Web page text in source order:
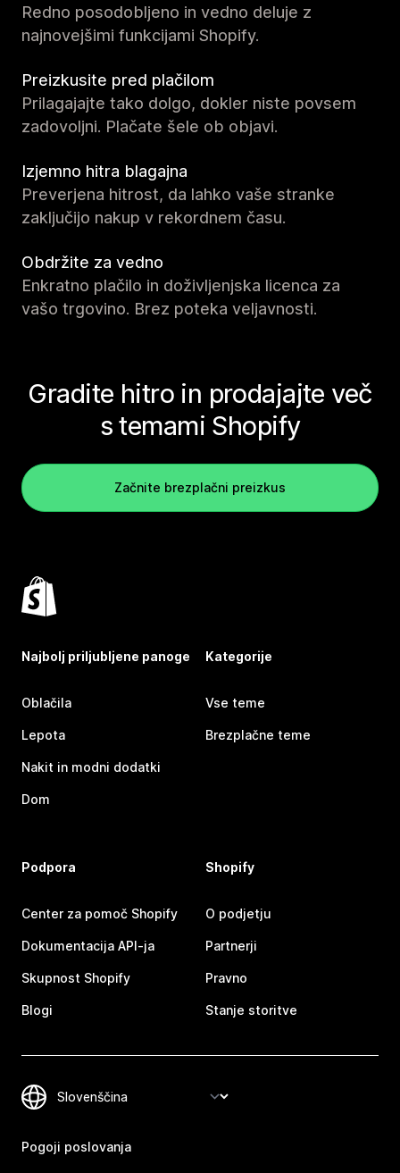
Redno posodobljeno in vedno deluje z
najnovejšimi funkcijami Shopify.
Preizkusite pred plačilom
Prilagajajte tako dolgo, dokler niste povsem
zadovoljni. Plačate šele ob objavi.
Izjemno hitra blagajna
Preverjena hitrost, da lahko vaše stranke
zaključijo nakup v rekordnem času.
Obdržite za vedno
Enkratno plačilo in doživljenjska licenca za
vašo trgovino. Brez poteka veljavnosti.
Gradite hitro in prodajajte več
s temami Shopify
Začnite brezplačni preizkus
Najbolj priljubljene panoge
Oblačila
Lepota
Nakit in modni dodatki
Dom
Kategorije
Vse teme
Brezplačne teme
Podpora
Center za pomoč Shopify
Dokumentacija API-ja
Skupnost Shopify
Blogi
Shopify
O podjetju
Partnerji
Pravno
Stanje storitve
Pogoji poslovanja